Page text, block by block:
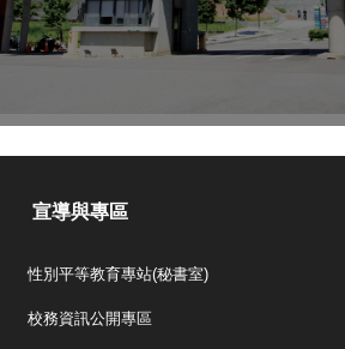
宣導與專區
性別平等教育專站(秘書室)
校務資訊公開專區